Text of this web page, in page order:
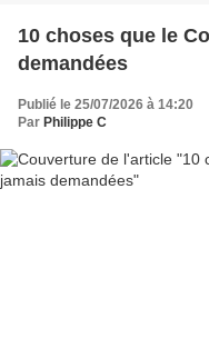
10 choses que le
demandées
Publié le 25/07/2026 à 14:20
Par Philippe C